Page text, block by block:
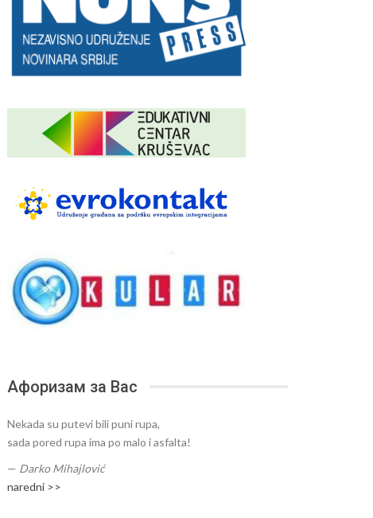
Афоризам за Вас
Nekada su putevi bili puni rupa,
sada pored rupa ima po malo i asfalta!
— Darko Mihajlović
naredni >>